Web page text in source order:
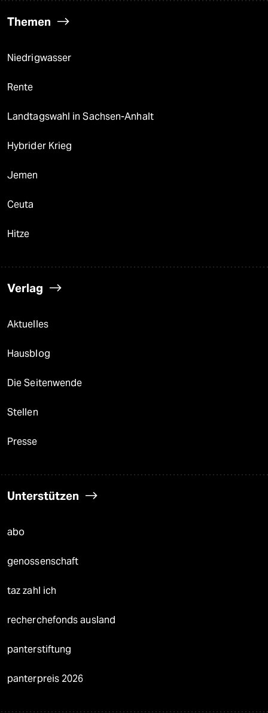
Themen
Niedrigwasser
Rente
Landtagswahl in Sachsen-Anhalt
Hybrider Krieg
Jemen
Ceuta
Hitze
Verlag
Aktuelles
Hausblog
Die Seitenwende
Stellen
Presse
Unterstützen
abo
genossenschaft
taz zahl ich
recherchefonds ausland
panterstiftung
panterpreis 2026